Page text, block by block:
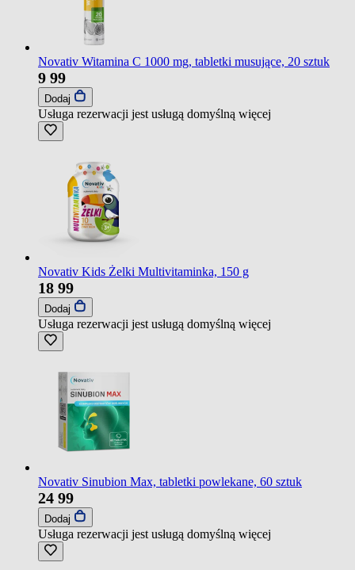
Novativ Witamina C 1000 mg, tabletki musujące, 20 sztuk
9 99
Dodaj
Usługa rezerwacji jest usługą domyślną więcej
Novativ Kids Żelki Multivitaminka, 150 g
18 99
Dodaj
Usługa rezerwacji jest usługą domyślną więcej
Novativ Sinubion Max, tabletki powlekane, 60 sztuk
24 99
Dodaj
Usługa rezerwacji jest usługą domyślną więcej